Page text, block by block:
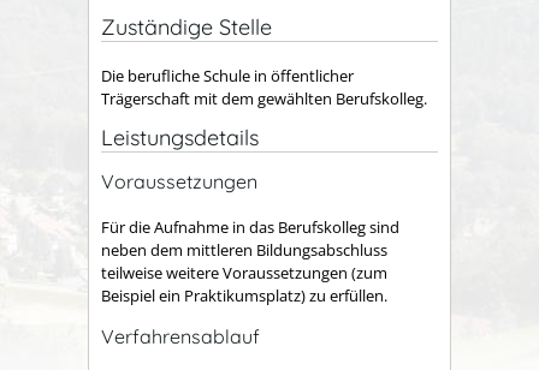
Zuständige Stelle
Die berufliche Schule in öffentlicher
Trägerschaft mit dem gewählten Berufskolleg.
Leistungsdetails
Voraussetzungen
Für die Aufnahme in das Berufskolleg sind
neben dem mittleren Bildungsabschluss
teilweise weitere Voraussetzungen (zum
Beispiel ein Praktikumsplatz) zu erfüllen.
Verfahrensablauf